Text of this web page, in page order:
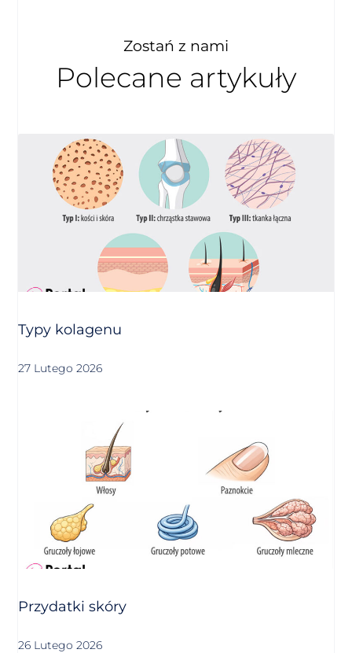
Zostań z nami
Polecane artykuły
Typy kolagenu
27 Lutego 2026
Przydatki skóry
26 Lutego 2026